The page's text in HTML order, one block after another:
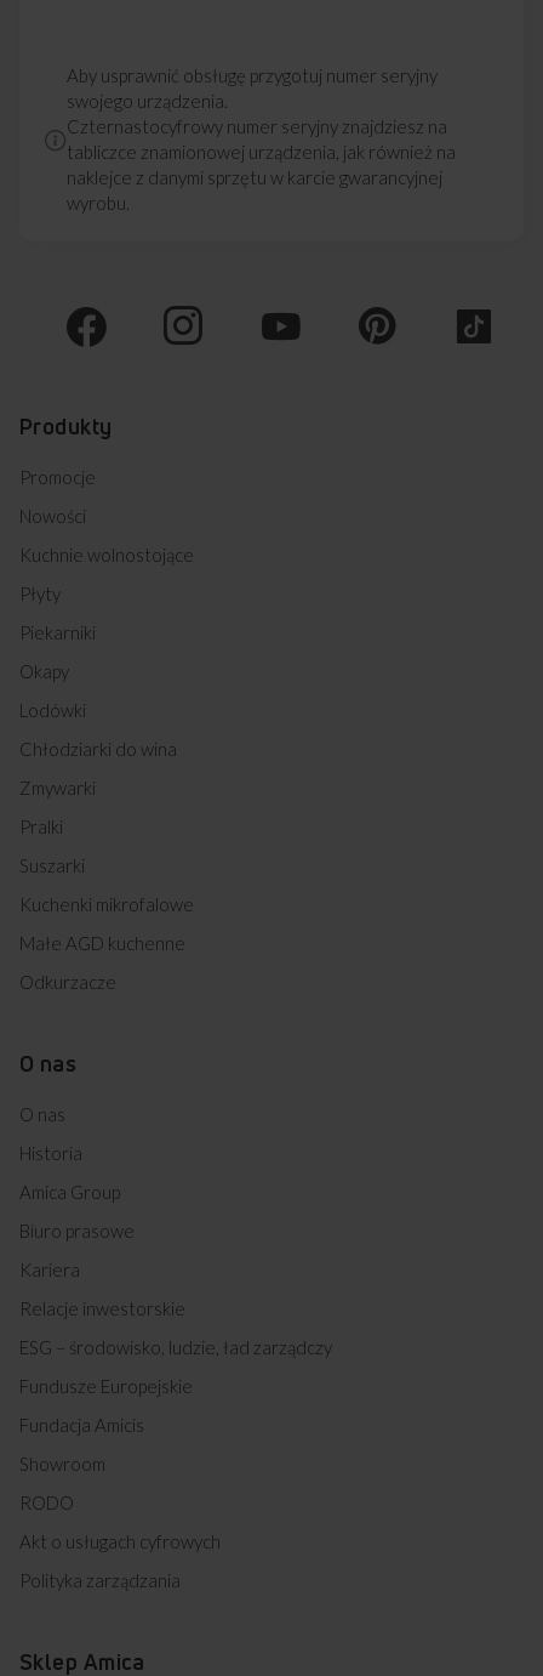
Aby usprawnić obsługę przygotuj numer seryjny
swojego urządzenia.
Czternastocyfrowy numer seryjny znajdziesz na
tabliczce znamionowej urządzenia, jak również na
naklejce z danymi sprzętu w karcie gwarancyjnej
wyrobu.
Produkty
Promocje
Nowości
Kuchnie wolnostojące
Płyty
Piekarniki
Okapy
Lodówki
Chłodziarki do wina
Zmywarki
Pralki
Suszarki
Kuchenki mikrofalowe
Małe AGD kuchenne
Odkurzacze
O nas
O nas
Historia
Amica Group
Biuro prasowe
Kariera
Relacje inwestorskie
ESG – środowisko, ludzie, ład zarządczy
Fundusze Europejskie
Fundacja Amicis
Showroom
RODO
Akt o usługach cyfrowych
Polityka zarządzania
Sklep Amica